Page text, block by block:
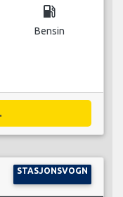
local_gas_station
Bensin
STASJONSVOGN